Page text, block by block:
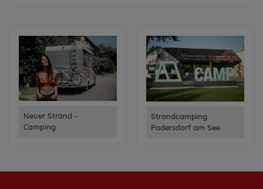
Neuer Strand -
Camping
Strandcamping
Podersdorf am See